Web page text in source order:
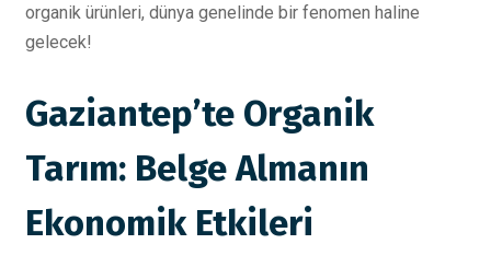
organik ürünleri, dünya genelinde bir fenomen haline
gelecek!
Gaziantep’te Organik
Tarım: Belge Almanın
Ekonomik Etkileri